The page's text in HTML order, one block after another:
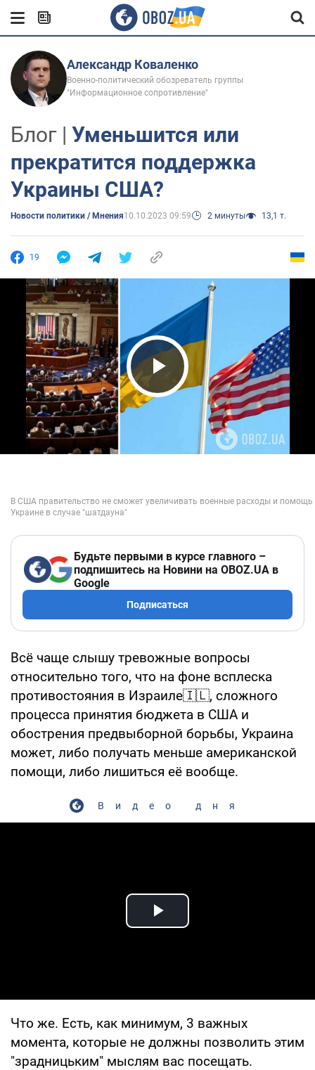
Александр Коваленко
Военно-политический обозреватель группы
"Информационное сопротивление"
Блог | Уменьшится или
прекратится поддержка
Украины США?
Новости политики / Мнения10.10.2023 09:59 2 минуты 13,1 т.
19
Play Video
Будьте первыми в курсе главного –
подпишитесь на Новини на OBOZ.UA в
Google
Подписаться
Всё чаще слышу тревожные вопросы
относительно того, что на фоне всплеска
противостояния в Израиле🇮🇱, сложного
процесса принятия бюджета в США и
обострения предвыборной борьбы, Украина
может, либо получать меньше американской
помощи, либо лишиться её вообще.
Видео дня
Play Video
Что же. Есть, как минимум, 3 важных
момента, которые не должны позволить этим
"зрадницьким" мыслям вас посещать.